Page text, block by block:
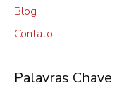
Blog
Contato
Palavras Chave